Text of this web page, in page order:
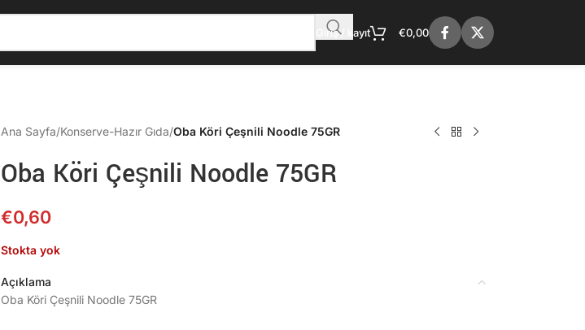
Giriş / kayıt €0,00
Ana Sayfa/Konserve-Hazır Gıda/Oba Köri Çeşnili Noodle 75GR
Oba Köri Çeşnili Noodle 75GR
€0,60
Stokta yok
Açıklama
Oba Köri Çeşnili Noodle 75GR